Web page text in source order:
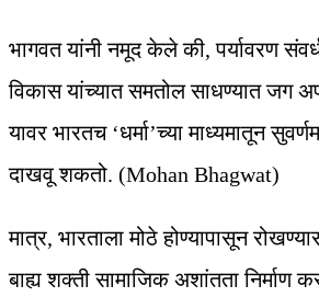
भागवत यांनी नमूद केले की, पर्यावरण
विकास यांच्यात समतोल साधण्यात जग
यावर भारतच ‘धर्मा’च्या माध्यमातून
दाखवू शकतो. (Mohan Bhagwat)
मात्र, भारताला मोठे होण्यापासून
बाह्य शक्ती सामाजिक अशांतता निर्माण